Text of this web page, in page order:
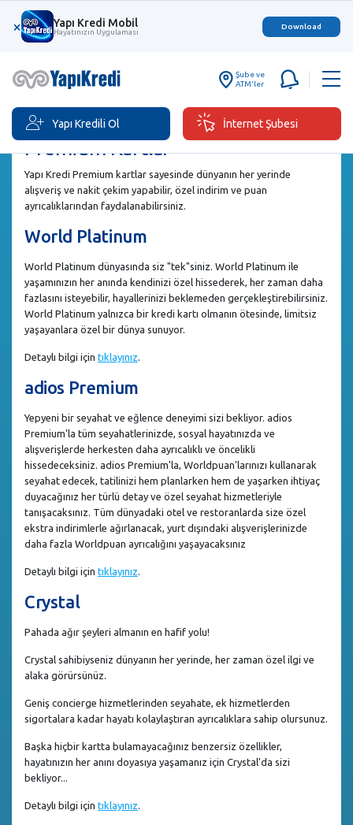
× Yapı Kredi Mobil
Hayatınızın Uygulaması
Download
Şube ve
ATM'ler
Yapı Kredili Ol İnternet Şubesi
Premium Kartlar
Yapı Kredi Premium kartlar sayesinde dünyanın her yerinde
alışveriş ve nakit çekim yapabilir, özel indirim ve puan
ayrıcalıklarından faydalanabilirsiniz.
World Platinum
World Platinum dünyasında siz "tek"siniz. World Platinum ile
yaşamınızın her anında kendinizi özel hissederek, her zaman daha
fazlasını isteyebilir, hayallerinizi beklemeden gerçekleştirebilirsiniz.
World Platinum yalnızca bir kredi kartı olmanın ötesinde, limitsiz
yaşayanlara özel bir dünya sunuyor.
Detaylı bilgi için tıklayınız.
adios Premium
Yepyeni bir seyahat ve eğlence deneyimi sizi bekliyor. adios
Premium'la tüm seyahatlerinizde, sosyal hayatınızda ve
alışverişlerde herkesten daha ayrıcalıklı ve öncelikli
hissedeceksiniz. adios Premium'la, Worldpuan'larınızı kullanarak
seyahat edecek, tatilinizi hem planlarken hem de yaşarken ihtiyaç
duyacağınız her türlü detay ve özel seyahat hizmetleriyle
tanışacaksınız. Tüm dünyadaki otel ve restoranlarda size özel
ekstra indirimlerle ağırlanacak, yurt dışındaki alışverişlerinizde
daha fazla Worldpuan ayrıcalığını yaşayacaksınız
Detaylı bilgi için tıklayınız.
Crystal
Pahada ağır şeyleri almanın en hafif yolu!
Crystal sahibiyseniz dünyanın her yerinde, her zaman özel ilgi ve
alaka görürsünüz.
Geniş concierge hizmetlerinden seyahate, ek hizmetlerden
sigortalara kadar hayatı kolaylaştıran ayrıcalıklara sahip olursunuz.
Başka hiçbir kartta bulamayacağınız benzersiz özellikler,
hayatınızın her anını doyasıya yaşamanız için Crystal'da sizi
bekliyor...
Detaylı bilgi için tıklayınız.